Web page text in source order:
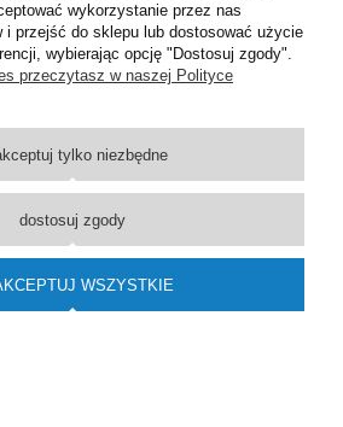
i dostawa
Informacje
O nas
pełną wersję strony
Shoper Premium
wykorzystanie przez nas
przejść do sklepu lub dostosować użycie
wybierając opcję "Dostosuj zgody".
przeczytasz w naszej Polityce
tylko niezbędne
dostosuj zgody
WSZYSTKIE